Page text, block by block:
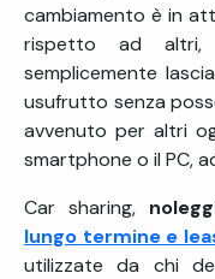
cambiamento è in
rispetto ad altri,
semplicemente
usufrutto senza
avvenuto per altri
smartphone o il PC,
Car sharing,
lungo termine e
utilizzate da chi